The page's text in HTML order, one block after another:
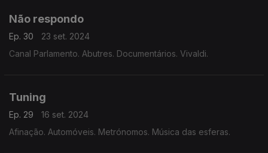
Não respondo
Ep. 30
23 set. 2024
Canal Parlamento. Abutres. Documentários. Vivaldi.
Tuning
Ep. 29
16 set. 2024
Afinação. Automóveis. Metrónomos. Música das esferas.